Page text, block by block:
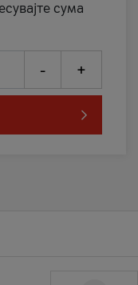
сума
- +